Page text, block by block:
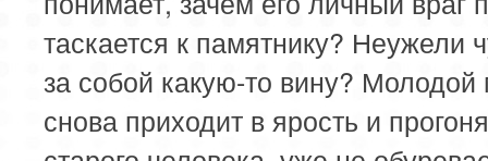
таскается к памятнику? Неужели
за собой какую-то вину?
снова приходит в ярость и